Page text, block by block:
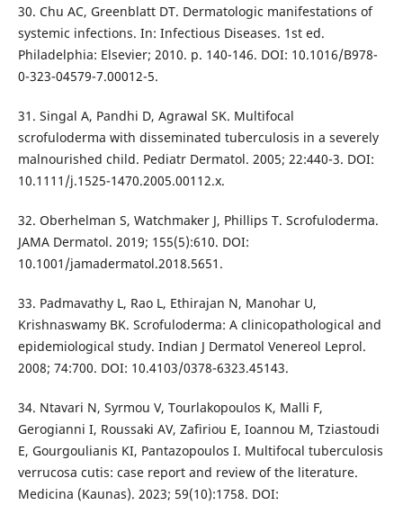
30. Chu AC, Greenblatt DT. Dermatologic manifestations of
systemic infections. In: Infectious Diseases. 1st ed.
Philadelphia: Elsevier; 2010. p. 140-146. DOI: 10.1016/B978-
0-323-04579-7.00012-5.
31. Singal A, Pandhi D, Agrawal SK. Multifocal
scrofuloderma with disseminated tuberculosis in a severely
malnourished child. Pediatr Dermatol. 2005; 22:440-3. DOI:
10.1111/j.1525-1470.2005.00112.x.
32. Oberhelman S, Watchmaker J, Phillips T. Scrofuloderma.
JAMA Dermatol. 2019; 155(5):610. DOI:
10.1001/jamadermatol.2018.5651.
33. Padmavathy L, Rao L, Ethirajan N, Manohar U,
Krishnaswamy BK. Scrofuloderma: A clinicopathological and
epidemiological study. Indian J Dermatol Venereol Leprol.
2008; 74:700. DOI: 10.4103/0378-6323.45143.
34. Ntavari N, Syrmou V, Tourlakopoulos K, Malli F,
Gerogianni I, Roussaki AV, Zafiriou E, Ioannou M, Tziastoudi
E, Gourgoulianis KI, Pantazopoulos I. Multifocal tuberculosis
verrucosa cutis: case report and review of the literature.
Medicina (Kaunas). 2023; 59(10):1758. DOI: